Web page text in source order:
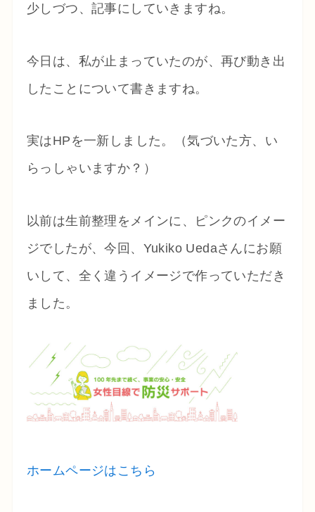
少しづつ、記事にしていきますね。
今日は、私が止まっていたのが、再び動き出
したことについて書きますね。
実はHPを一新しました。（気づいた方、い
らっしゃいますか？）
以前は生前整理をメインに、ピンクのイメー
ジでしたが、今回、Yukiko Uedaさんにお願
いして、全く違うイメージで作っていただき
ました。
ホームページはこちら